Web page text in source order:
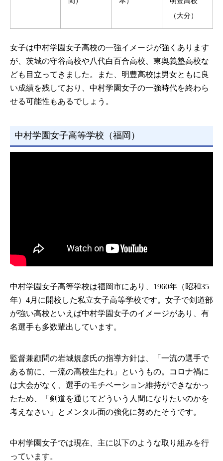
（大分）
女子は中村学園女子高校の一強イメージが強くあります
が、茨城の守谷高校や八代白百合高校、東奥義塾高校な
ども目立ってきました。また、明豊高校は男女ともに良
い成績を残しており、中村学園女子の一強時代を終わら
せる可能性もあるでしょう。
中村学園女子高等学校（福岡）
中村学園女子高等学校は福岡市にあり、1960年（昭和35
年）4月に開校した私立女子高等学校です。女子で剣道部
が強い高校といえば中村学園女子のイメージがあり、有
名選手も多数輩出しています。
監督兼顧問の岩城規彦氏の指導方針は、「一流の選手で
ある前に、一流の高校生たれ」というもの。コロナ禍に
は大会がなく、選手のモチベーション維持ができなかっ
たため、「剣道を通じてどういう人間になりたいのかを
考えなさい」とメンタル面の強化に努めたそうです。
中村学園女子では現在、主に以下のような取り組みを行
っています。